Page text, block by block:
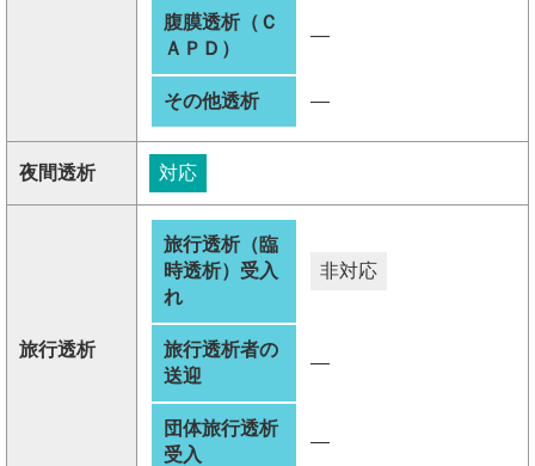
腹膜透析（Ｃ
ＡＰＤ）
―
その他透析 ―
夜間透析 対応
旅行透析
旅行透析（臨
時透析）受入
れ
非対応
旅行透析者の
送迎
―
団体旅行透析
受入
―